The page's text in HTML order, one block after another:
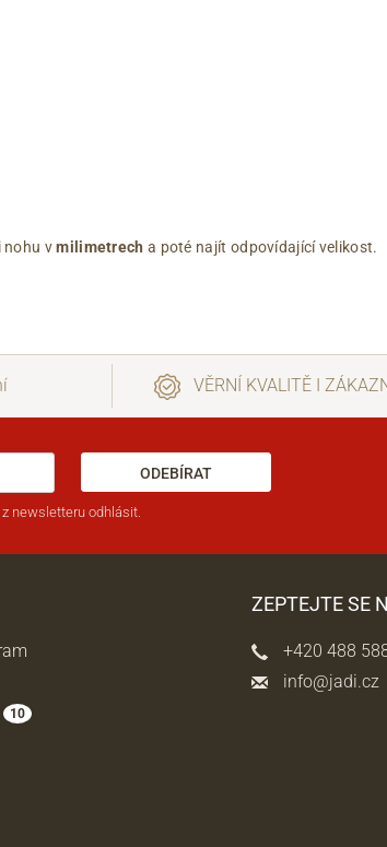
nohu vmilimetrech a poté najít odpovídající velikost.
VĚRNÍ KVALITĚ I
ODEBÍRAT
newsletteru odhlásit.
10
ZEPTEJTE SE
+420 488
info@jadi.cz